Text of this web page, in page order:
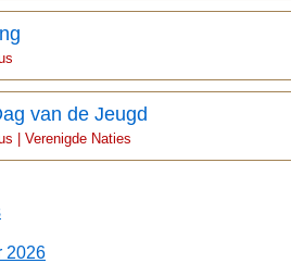
van de Jeugd
| Verenigde Naties
2026